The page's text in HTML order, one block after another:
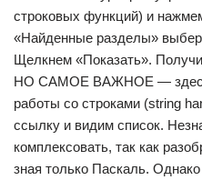
строковых функций) и
«Найденные разделы»
Щелкнем «Показать».
НО САМОЕ ВАЖНОЕ — здесь
работы со строками (string
ссылку и видим список.
комплексовать, так как
зная только Паскаль.